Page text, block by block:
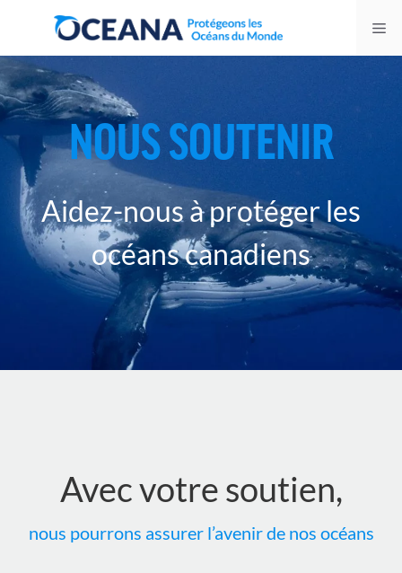
content
NOUS SOUTENIR
Aidez-nous à protéger les
océans canadiens
Avec votre soutien,
nous pourrons assurer l’avenir de nos océans